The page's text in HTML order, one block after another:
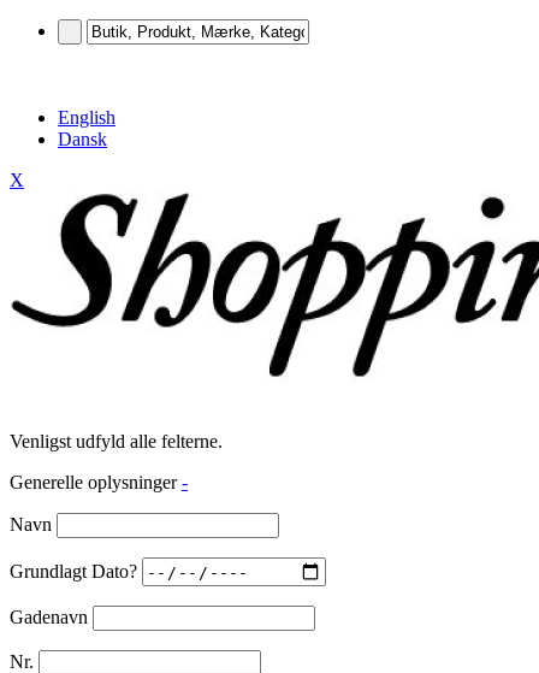
English
Dansk
X
Venligst udfyld alle felterne.
Generelle oplysninger -
Navn
Grundlagt Dato?
Gadenavn
Nr.